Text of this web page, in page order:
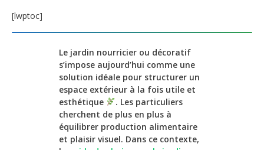
[lwptoc]
Le jardin nourricier ou décoratif
s’impose aujourd’hui comme une
solution idéale pour structurer un
espace extérieur à la fois utile et
esthétique
. Les particuliers
cherchent de plus en plus à
équilibrer production alimentaire
et plaisir visuel. Dans ce contexte,